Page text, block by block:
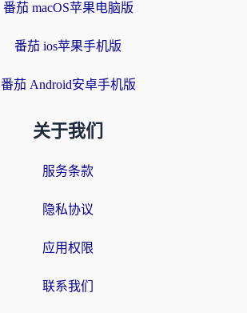
番茄 macOS苹果电脑版
番茄 ios苹果手机版
番茄 Android安卓手机版
关于我们
服务条款
隐私协议
应用权限
联系我们